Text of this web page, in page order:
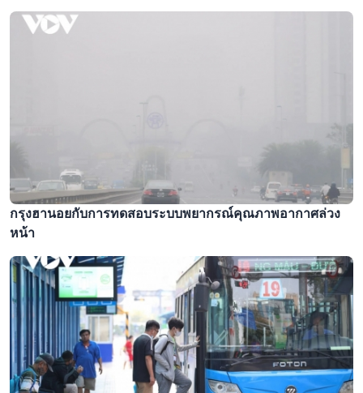
กรุงฮานอยกับการทดสอบระบบพยากรณ์คุณภาพอากาศล่วง
หน้า